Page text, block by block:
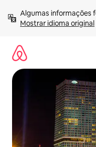
para
Mostrar idioma original